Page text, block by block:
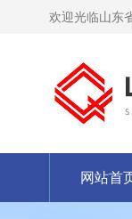
欢迎光临山东
网站首